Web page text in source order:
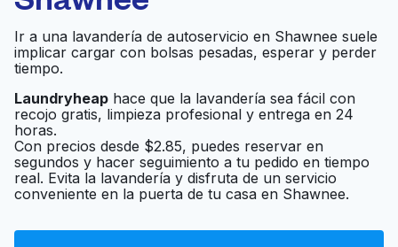
Ir a una lavandería de autoservicio en Shawnee suele
implicar cargar con bolsas pesadas, esperar y perder
tiempo.
Laundryheap hace que la lavandería sea fácil con
recojo gratis, limpieza profesional y entrega en 24
horas.
Con precios desde $2.85, puedes reservar en
segundos y hacer seguimiento a tu pedido en tiempo
real. Evita la lavandería y disfruta de un servicio
conveniente en la puerta de tu casa en Shawnee.